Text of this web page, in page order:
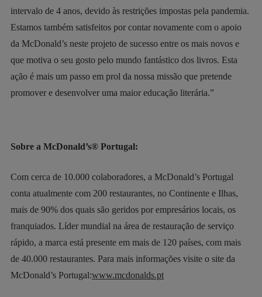
intervalo de 4 anos, devido às restrições impostas pela pandemia.
Estamos também satisfeitos por contar novamente com o apoio
da McDonald’s neste projeto de sucesso entre os mais novos e
que motiva o seu gosto pelo mundo fantástico dos livros. Esta
ação é mais um passo em prol da nossa missão que pretende
promover e desenvolver uma maior educação literária.”
Sobre a McDonald’s® Portugal:
Com cerca de 10.000 colaboradores, a McDonald’s Portugal
conta atualmente com 200 restaurantes, no Continente e Ilhas,
mais de 90% dos quais são geridos por empresários locais, os
franquiados. Líder mundial na área de restauração de serviço
rápido, a marca está presente em mais de 120 países, com mais
de 40.000 restaurantes. Para mais informações visite o site da
McDonald’s Portugal:www.mcdonalds.pt